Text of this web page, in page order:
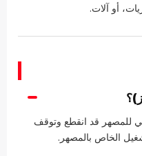
للمصهر قد انقطع وتوقف
الخاص بالمصهر.